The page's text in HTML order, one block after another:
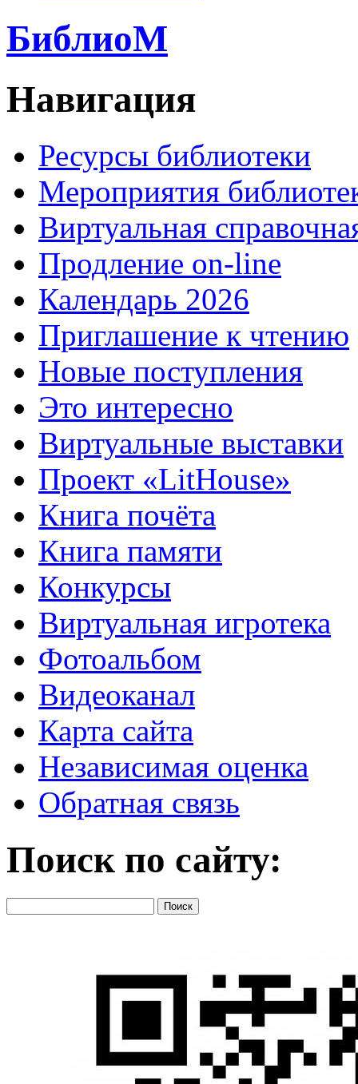
БиблиоМ
Навигация
Ресурсы библиотеки
Мероприятия
Виртуальная
Продление on-line
Календарь 2026
Приглашение к чтению
Новые поступления
Это интересно
Виртуальные выставки
Проект «LitHouse»
Книга почёта
Книга памяти
Конкурсы
Виртуальная игротека
Фотоальбом
Видеоканал
Карта сайта
Независимая оценка
Обратная связь
Поиск по сайту: